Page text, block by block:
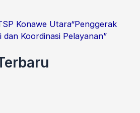
Konawe Utara“Penggerak
Koordinasi Pelayanan”